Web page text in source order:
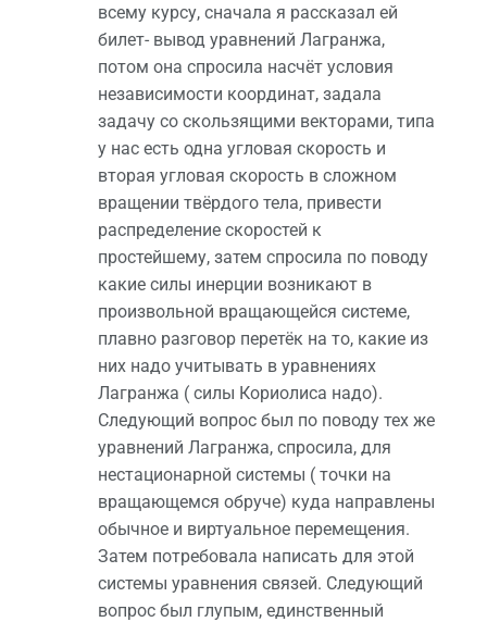
всему курсу, сначала я рассказал ей
билет- вывод уравнений Лагранжа,
потом она спросила насчёт условия
независимости координат, задала
задачу со скользящими векторами, типа
у нас есть одна угловая скорость и
вторая угловая скорость в сложном
вращении твёрдого тела, привести
распределение скоростей к
простейшему, затем спросила по поводу
какие силы инерции возникают в
произвольной вращающейся системе,
плавно разговор перетёк на то, какие из
них надо учитывать в уравнениях
Лагранжа ( силы Кориолиса надо).
Следующий вопрос был по поводу тех же
уравнений Лагранжа, спросила, для
нестационарной системы ( точки на
вращающемся обруче) куда направлены
обычное и виртуальное перемещения.
Затем потребовала написать для этой
системы уравнения связей. Следующий
вопрос был глупым, единственный